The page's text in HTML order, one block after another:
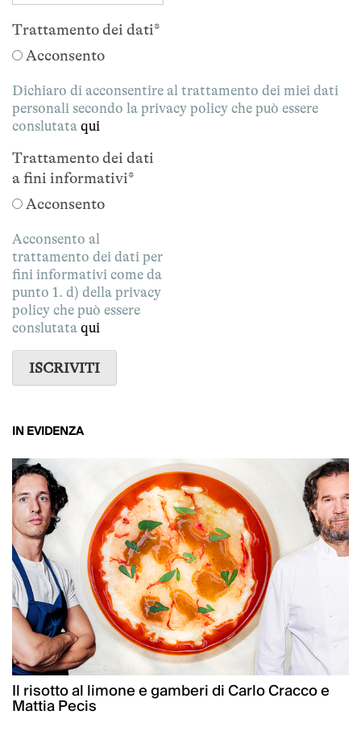
Trattamento dei dati*
Acconsento
Dichiaro di acconsentire al trattamento dei miei dati
personali secondo la privacy policy che può essere
conslutata qui
Trattamento dei dati
a fini informativi*
Acconsento
Acconsento al
trattamento dei dati per
fini informativi come da
punto 1. d) della privacy
policy che può essere
conslutata qui
IN EVIDENZA
Il risotto al limone e gamberi di Carlo Cracco e
Mattia Pecis